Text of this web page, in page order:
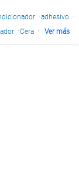
·adhesivo ·
·Cera · Ver más